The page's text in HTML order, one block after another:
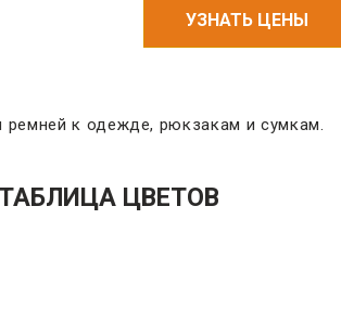
УЗНАТЬ ЦЕНЫ
ремней к одежде, рюкзакам и сумкам.
ТАБЛИЦА ЦВЕТОВ